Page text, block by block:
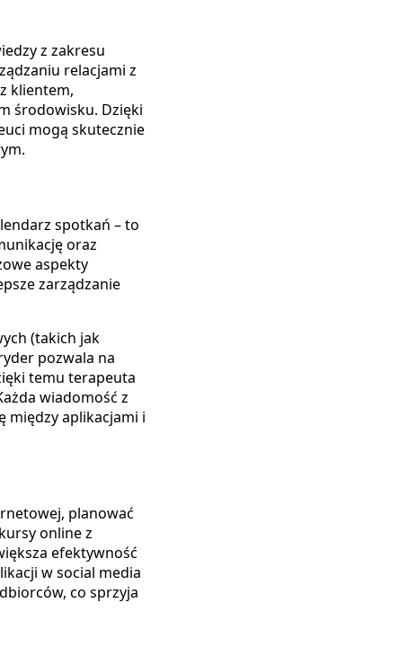
z zakresu
relacjami z
klientem,
środowisku. Dzięki
mogą skutecznie
spotkań – to
oraz
aspekty
zarządzanie
(takich jak
pozwala na
temu terapeuta
wiadomość z
między aplikacjami i
planować
online z
efektywność
w social media
co sprzyja